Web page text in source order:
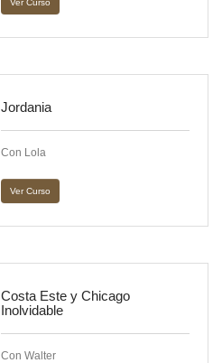
Ver Curso
Jordania
Con Lola
Ver Curso
Costa Este y Chicago
Inolvidable
Con Walter